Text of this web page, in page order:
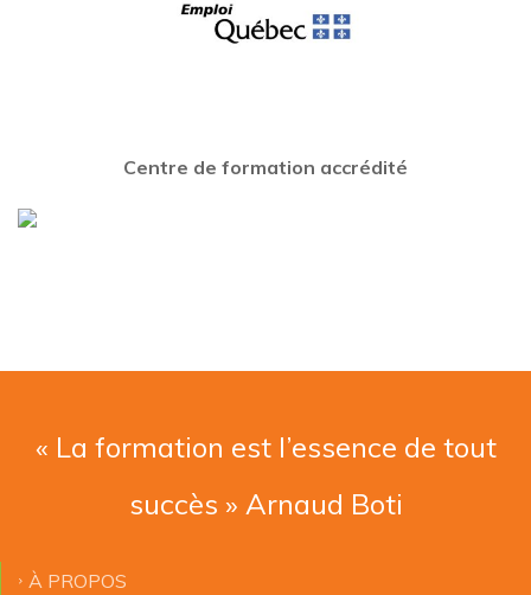
Centre de formation accrédité
« La formation est l’essence de tout
succès » Arnaud Boti
À PROPOS